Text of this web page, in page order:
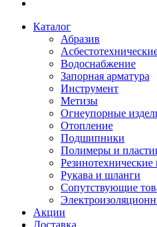
Каталог
Абразив
Водоснабжение
Запорная арматура
Инструмент
Метизы
Огнеупорные
Отопление
Подшипники
Полимеры и
Резинотехнические
Рукава и шланги
Сопутствующие
Акции
Доставка